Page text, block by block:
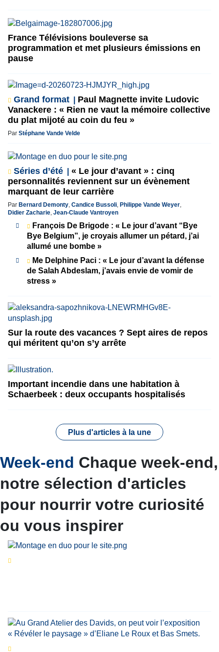
France Télévisions bouleverse sa
programmation et met plusieurs émissions en
pause
Grand format
Paul Magnette invite Ludovic
Vanackere : « Rien ne vaut la mémoire collective
du plat mijoté au coin du feu »
Par Stéphane Vande Velde
Séries d’été
« Le jour d’avant » : cinq
personnalités reviennent sur un évènement
marquant de leur carrière
Par Bernard Demonty, Candice Bussoli, Philippe Vande Weyer,
Didier Zacharie, Jean-Claude Vantroyen
François De Brigode : « Le jour d’avant “Bye
Bye Belgium”, je croyais allumer un pétard, j’ai
allumé une bombe »
Me Delphine Paci : « Le jour d’avant la défense
de Salah Abdeslam, j’avais envie de vomir de
stress »
Sur la route des vacances ? Sept aires de repos
qui méritent qu’on s’y arrête
Important incendie dans une habitation à
Schaerbeek : deux occupants hospitalisés
Plus d'articles à la une
Week-end Chaque week-end,
notre sélection d'articles
pour nourrir votre curiosité
ou vous inspirer